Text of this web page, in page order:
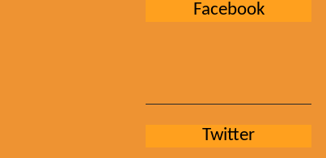
Facebook
Twitter